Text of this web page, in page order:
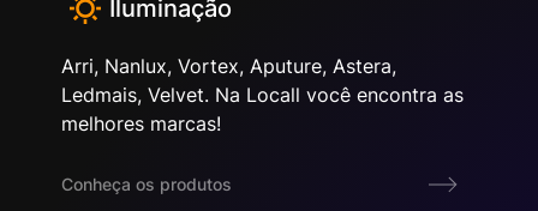
Iluminação
Arri, Nanlux, Vortex, Aputure, Astera,
Ledmais, Velvet. Na Locall você encontra as
melhores marcas!
Conheça os produtos